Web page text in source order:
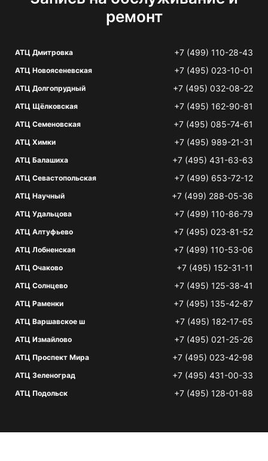
ремонт
АТЦ Дмитровка +7 (499) 110-28-43
АТЦ Новоясеневская +7 (495) 023-10-01
АТЦ Долгопрудный +7 (495) 032-08-22
АТЦ Щёлковская +7 (495) 162-90-81
АТЦ Семеновская +7 (495) 085-74-61
АТЦ Химки +7 (495) 989-21-31
АТЦ Балашиха +7 (495) 431-63-63
АТЦ Севастопольская +7 (499) 653-72-12
АТЦ Научный +7 (499) 288-05-36
АТЦ Удальцова +7 (499) 110-86-79
АТЦ Алтуфьево +7 (495) 023-81-52
АТЦ Лобненская +7 (499) 110-53-06
АТЦ Очаково +7 (495) 152-31-11
АТЦ Солнцево +7 (495) 125-38-41
АТЦ Раменки +7 (495) 135-42-87
АТЦ Варшавское ш +7 (495) 182-17-65
АТЦ Измайлово +7 (495) 021-25-26
АТЦ Проспект Мира +7 (495) 023-42-98
АТЦ Зеленоград +7 (495) 431-00-33
АТЦ Подольск +7 (495) 128-01-88